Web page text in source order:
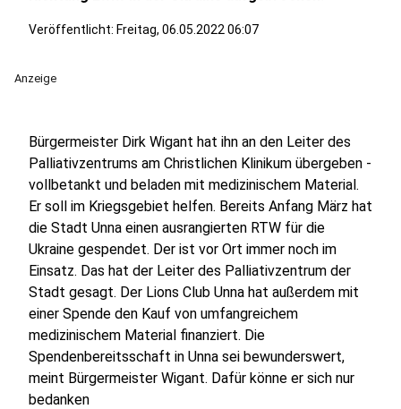
Veröffentlicht: Freitag, 06.05.2022 06:07
Anzeige
Bürgermeister Dirk Wigant hat ihn an den Leiter des
Palliativzentrums am Christlichen Klinikum übergeben -
vollbetankt und beladen mit medizinischem Material.
Er soll im Kriegsgebiet helfen. Bereits Anfang März hat
die Stadt Unna einen ausrangierten RTW für die
Ukraine gespendet. Der ist vor Ort immer noch im
Einsatz. Das hat der Leiter des Palliativzentrum der
Stadt gesagt. Der Lions Club Unna hat außerdem mit
einer Spende den Kauf von umfangreichem
medizinischem Material finanziert. Die
Spendenbereitsschaft in Unna sei bewunderswert,
meint Bürgermeister Wigant. Dafür könne er sich nur
bedanken